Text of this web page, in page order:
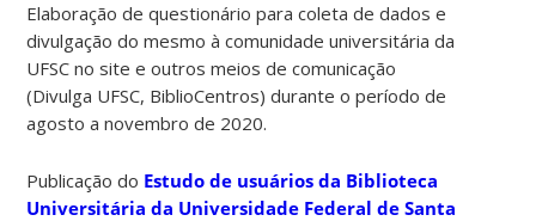
Elaboração de questionário para coleta de dados e
divulgação do mesmo à comunidade universitária da
UFSC no site e outros meios de comunicação
(Divulga UFSC, BiblioCentros) durante o período de
agosto a novembro de 2020.
Publicação do Estudo de usuários da Biblioteca
Universitária da Universidade Federal de Santa